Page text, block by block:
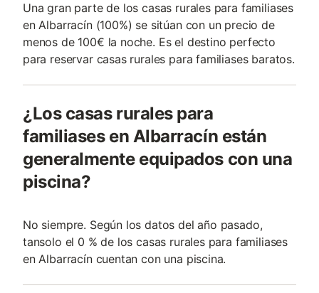
Una gran parte de los casas rurales para familiases
en Albarracín (100%) se sitúan con un precio de
menos de 100€ la noche. Es el destino perfecto
para reservar casas rurales para familiases baratos.
¿Los casas rurales para
familiases en Albarracín están
generalmente equipados con una
piscina?
No siempre. Según los datos del año pasado,
tansolo el 0 % de los casas rurales para familiases
en Albarracín cuentan con una piscina.